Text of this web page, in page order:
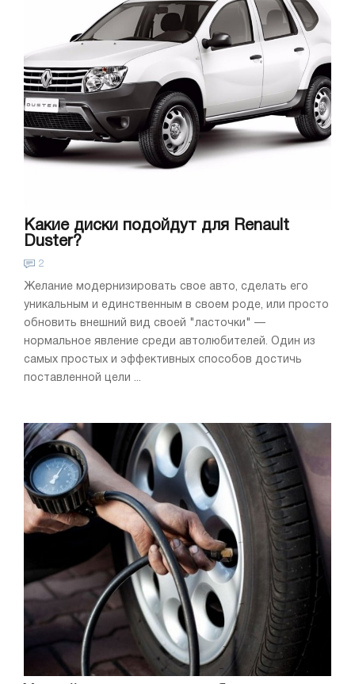
Какие диски подойдут для Renault
Duster?
2
Желание модернизировать свое авто, сделать его
уникальным и единственным в своем роде, или просто
обновить внешний вид своей "ласточки" —
нормальное явление среди автолюбителей. Один из
самых простых и эффективных способов достичь
поставленной цели ...